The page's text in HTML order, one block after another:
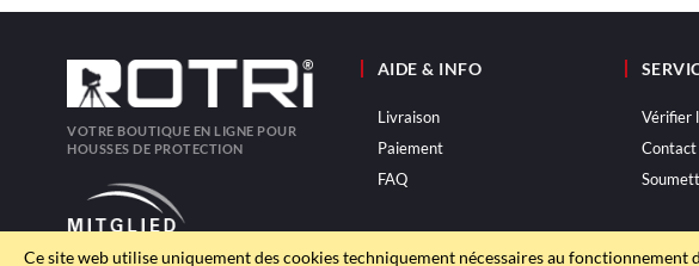
Ce site web utilise uniquement des cookies techniquement nécessaires au
VOTRE BOUTIQUE EN LIGNE POUR
HOUSSES DE PROTECTION
AIDE & INFO
Livraison
Paiement
FAQ
Vérifier
Contact